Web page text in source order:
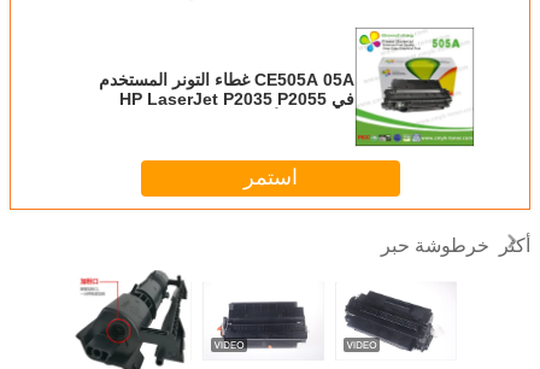
CE505A 05A غطاء التونر المستخدم
في HP LaserJet P2035 P2055
استمر
أكثر خرطوشة حبر